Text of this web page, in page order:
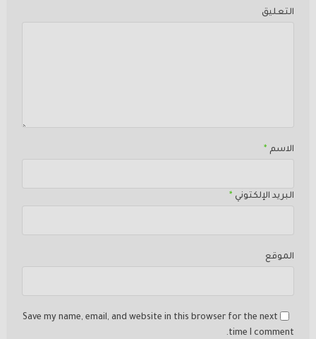
التعليق
الاسم *
البريد الإلكتوني *
الموقع
Save my name, email, and website in this browser for the next
time I comment.